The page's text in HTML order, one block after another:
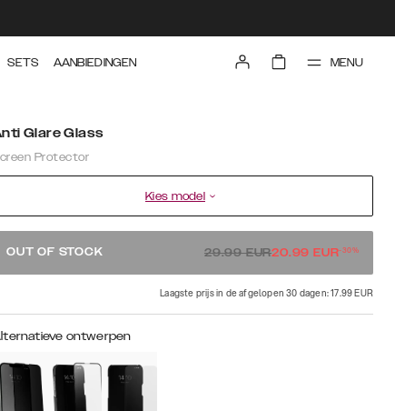
SETS AANBIEDINGEN MENU
Glare Glass
Protector
Kies model
OUT OF STOCK 29.99EUR20.99 EUR-30%
Laagste prijs in de afgelopen 30 dagen: 17.99 EUR
ontwerpen